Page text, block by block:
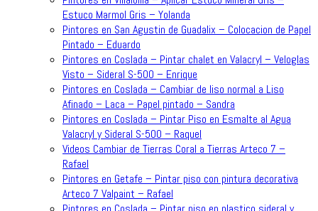
Estuco Marmol Gris – Yolanda
Pintores en San Agustin de Guadalix – Colocacion de Papel
Pintado – Eduardo
Pintores en Coslada – Pintar chalet en Valacryl – Veloglas
Visto – Sideral S-500 – Enrique
Pintores en Coslada – Cambiar de liso normal a Liso
Afinado – Laca – Papel pintado – Sandra
Pintores en Coslada – Pintar Piso en Esmalte al Agua
Valacryl y Sideral S-500 – Raquel
Videos Cambiar de Tierras Coral a Tierras Arteco 7 –
Rafael
Pintores en Getafe – Pintar piso con pintura decorativa
Arteco 7 Valpaint – Rafael